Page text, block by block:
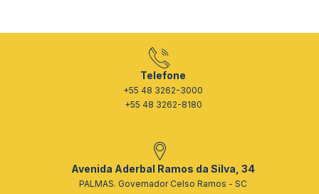
Telefone
+55 48 3262-3000
+55 48 3262-8180
Avenida Aderbal Ramos da Silva, 34
PALMAS. Governador Celso Ramos - SC